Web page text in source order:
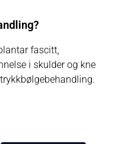
fascitt,
i skulder og kne